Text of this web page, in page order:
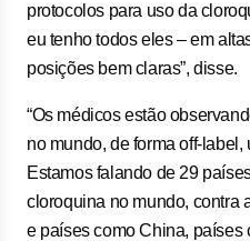
protocolos para uso da
eu tenho todos eles – em
posições bem claras”, disse.
“Os médicos estão
no mundo, de forma off-
Estamos falando de 29
cloroquina no mundo, contra
e países como China, países